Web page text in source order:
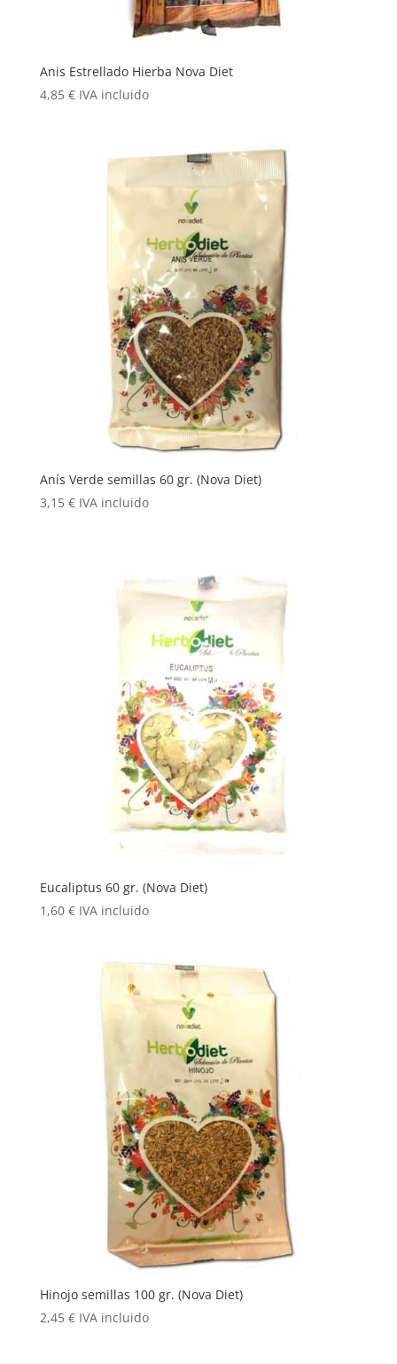
Anis Estrellado Hierba Nova Diet
4,85 € IVA incluido
Anís Verde semillas 60 gr. (Nova Diet)
3,15 € IVA incluido
Eucaliptus 60 gr. (Nova Diet)
1,60 € IVA incluido
Hinojo semillas 100 gr. (Nova Diet)
2,45 € IVA incluido